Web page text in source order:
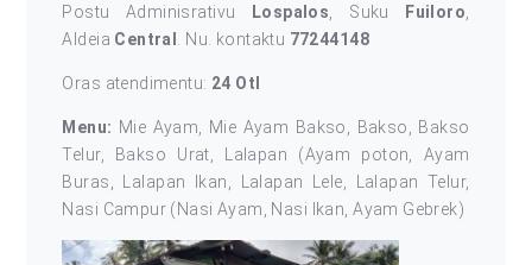
Postu Adminisrativu
Lospalos , Suku Fuiloro
Aldeia Central . Nu. kontaktu 77244148
Oras atendimentu: 24 Otl
Menu: Mie Ayam, Mie Ayam Bakso, Bakso, Bakso
Telur, Bakso Urat, Lalapan (Ayam poton, Ayam
Buras, Lalapan Ikan, Lalapan Lele, Lalapan Telur,
Nasi Campur (Nasi Ayam, Nasi Ikan, Ayam Gebrek)